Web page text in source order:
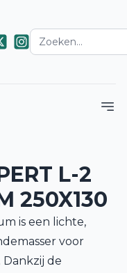
L-2
250X130
is een lichte,
voor
de